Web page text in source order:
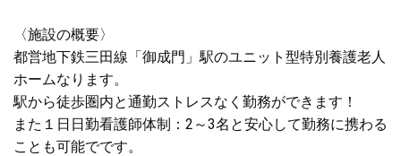
〈施設の概要〉
都営地下鉄三田線「御成門」駅のユニット型特別養護老人
ホームなります。
駅から徒歩圏内と通勤ストレスなく勤務ができます！
また１日日勤看護師体制：2～3名と安心して勤務に携わる
ことも可能でです。